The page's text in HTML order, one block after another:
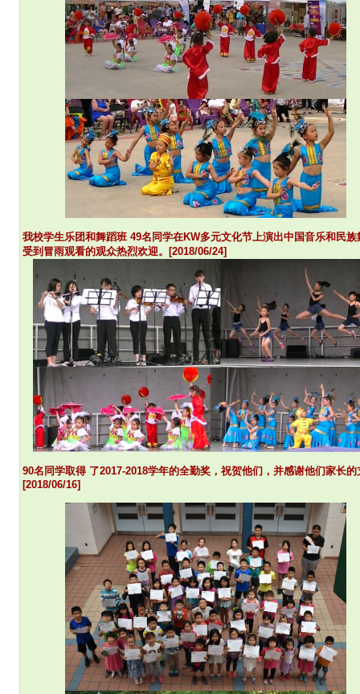
我校学生乐团和舞蹈班 49名同学在KW多元文化节上演出中国音乐和民族
受到冒雨观看的观众热烈欢迎。[2018/06/24]
90名同学取得 了2017-2018学年的全勤奖，祝贺他们，并感谢他们家长的
[2018/06/16]